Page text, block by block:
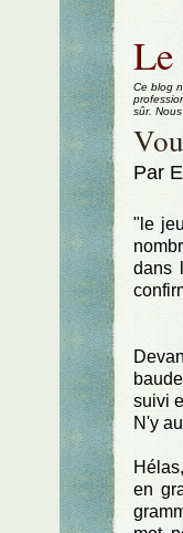
Aller au contenu
Ce blog
sûr.
Par
"le
dans
suivi
N'y
en